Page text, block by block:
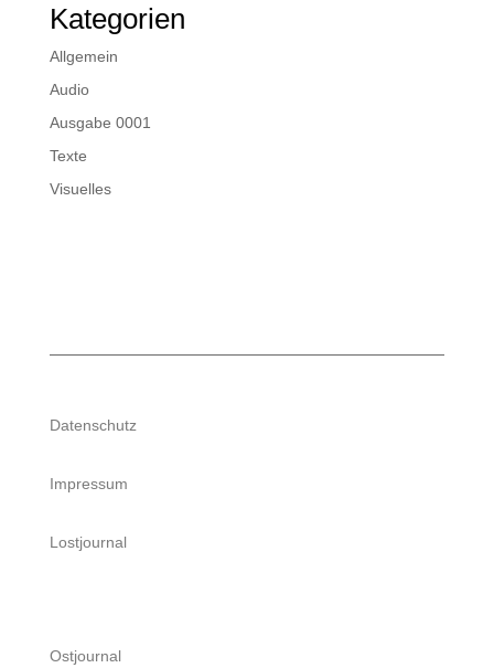
Kategorien
Allgemein
Audio
Ausgabe 0001
Texte
Visuelles
Datenschutz
Impressum
Lostjournal
Ostjournal